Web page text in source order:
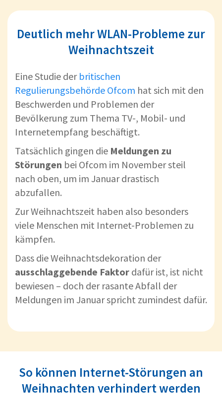
Deutlich mehr WLAN-Probleme zur
Weihnachtszeit
Eine Studie der britischen
Regulierungsbehörde Ofcom hat sich mit den
Beschwerden und Problemen der
Bevölkerung zum Thema TV-, Mobil- und
Internetempfang beschäftigt.
Tatsächlich gingen die Meldungen zu
Störungen bei Ofcom im November steil
nach oben, um im Januar drastisch
abzufallen.
Zur Weihnachtszeit haben also besonders
viele Menschen mit Internet-Problemen zu
kämpfen.
Dass die Weihnachtsdekoration der
ausschlaggebende Faktor dafür ist, ist nicht
bewiesen – doch der rasante Abfall der
Meldungen im Januar spricht zumindest dafür.
So können Internet-Störungen an
Weihnachten verhindert werden